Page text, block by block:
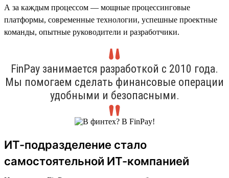
А за каждым процессом — мощные процессинговые
платформы, современные технологии, успешные проектные
команды, опытные руководители и разработчики.
FinPay занимается разработкой с 2010 года.
Мы помогаем сделать финансовые операции
удобными и безопасными.
ИТ-подразделение стало
самостоятельной ИТ-компанией